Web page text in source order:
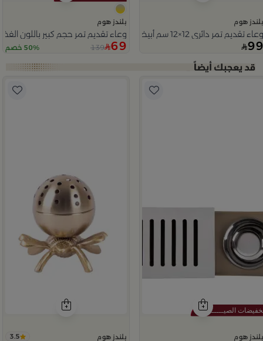
بلندز هوم
وعاء تقديم تمر دائري 12×12 سم أبيض وأزرق من الخزف الحجري بنقش نخلة من ميرلان
99
بلندز هوم
وعاء تقديم تمر حجم كبير باللون
69
139 50% خصم
بلندز هوم بلندز هوم 3.5